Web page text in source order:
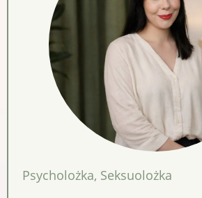
Psycholożka, Seksuolożka